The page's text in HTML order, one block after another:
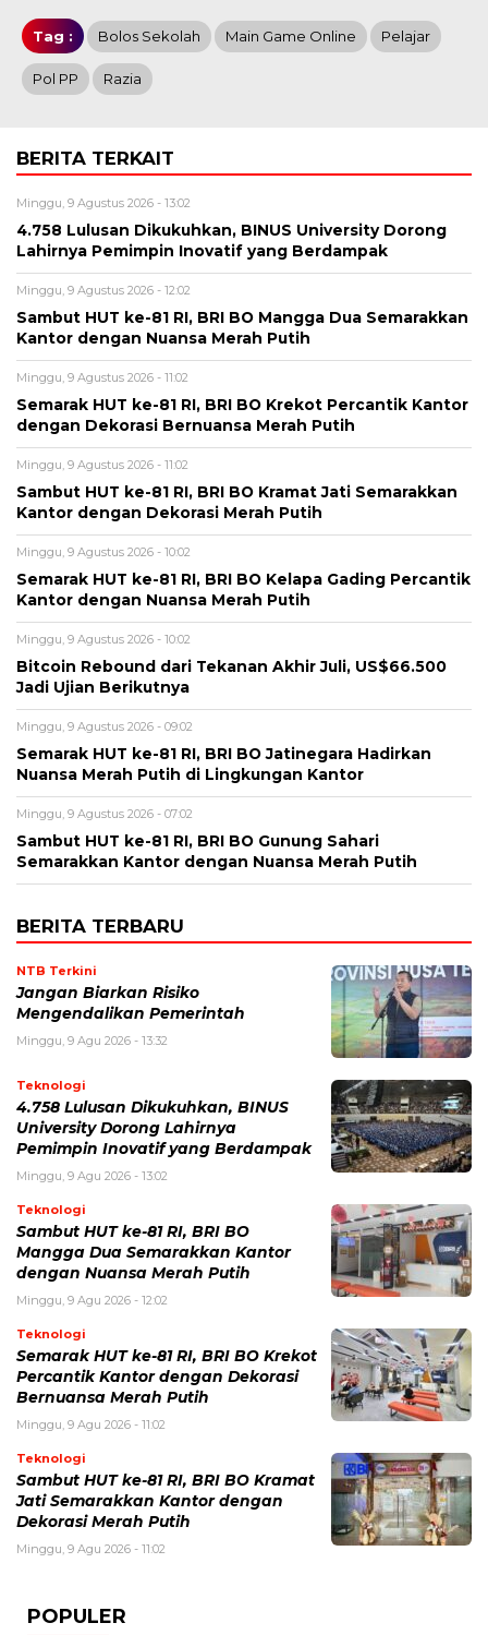
Tag : Bolos Sekolah Main Game Online Pelajar
Pol PP Razia
BERITA TERKAIT
Minggu, 9 Agustus 2026 - 13:02
4.758 Lulusan Dikukuhkan, BINUS University Dorong
Lahirnya Pemimpin Inovatif yang Berdampak
Minggu, 9 Agustus 2026 - 12:02
Sambut HUT ke-81 RI, BRI BO Mangga Dua Semarakkan
Kantor dengan Nuansa Merah Putih
Minggu, 9 Agustus 2026 - 11:02
Semarak HUT ke-81 RI, BRI BO Krekot Percantik Kantor
dengan Dekorasi Bernuansa Merah Putih
Minggu, 9 Agustus 2026 - 11:02
Sambut HUT ke-81 RI, BRI BO Kramat Jati Semarakkan
Kantor dengan Dekorasi Merah Putih
Minggu, 9 Agustus 2026 - 10:02
Semarak HUT ke-81 RI, BRI BO Kelapa Gading Percantik
Kantor dengan Nuansa Merah Putih
Minggu, 9 Agustus 2026 - 10:02
Bitcoin Rebound dari Tekanan Akhir Juli, US$66.500
Jadi Ujian Berikutnya
Minggu, 9 Agustus 2026 - 09:02
Semarak HUT ke-81 RI, BRI BO Jatinegara Hadirkan
Nuansa Merah Putih di Lingkungan Kantor
Minggu, 9 Agustus 2026 - 07:02
Sambut HUT ke-81 RI, BRI BO Gunung Sahari
Semarakkan Kantor dengan Nuansa Merah Putih
BERITA TERBARU
NTB Terkini
Jangan Biarkan Risiko
Mengendalikan Pemerintah
Minggu, 9 Agu 2026 - 13:32
Teknologi
4.758 Lulusan Dikukuhkan, BINUS
University Dorong Lahirnya
Pemimpin Inovatif yang Berdampak
Minggu, 9 Agu 2026 - 13:02
Teknologi
Sambut HUT ke-81 RI, BRI BO
Mangga Dua Semarakkan Kantor
dengan Nuansa Merah Putih
Minggu, 9 Agu 2026 - 12:02
Teknologi
Semarak HUT ke-81 RI, BRI BO Krekot
Percantik Kantor dengan Dekorasi
Bernuansa Merah Putih
Minggu, 9 Agu 2026 - 11:02
Teknologi
Sambut HUT ke-81 RI, BRI BO Kramat
Jati Semarakkan Kantor dengan
Dekorasi Merah Putih
Minggu, 9 Agu 2026 - 11:02
POPULER